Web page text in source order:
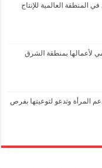
المنطقة العالمية للإنتاج
لأعمالها بمنطقة الشرق
المرأة وتدعو لتوعيتها بفرص